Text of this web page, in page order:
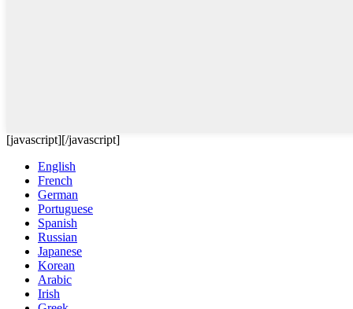
[javascript][/javascript]
English
French
German
Portuguese
Spanish
Russian
Japanese
Korean
Arabic
Irish